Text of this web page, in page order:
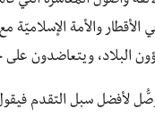
والأمة الإسلاميّة
البلاد، ويتعاضدون
لأفضل سبل التقدم